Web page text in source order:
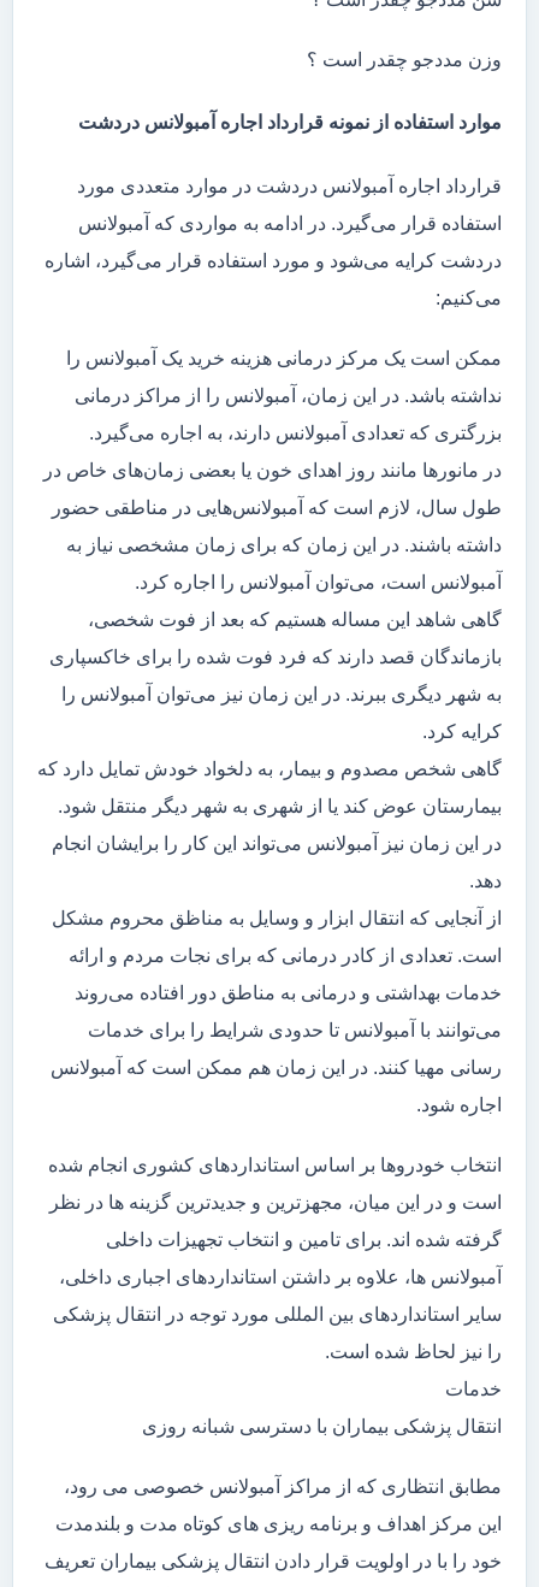
وزن مددجو چقدر است ؟
موارد استفاده از نمونه قرارداد اجاره آمبولانس دردشت
قرارداد اجاره آمبولانس دردشت در موارد متعددی مورد
استفاده قرار می‌گیرد. در ادامه به مواردی که آمبولانس
دردشت کرایه می‌شود و مورد استفاده قرار می‌گیرد، اشاره
می‌کنیم:
ممکن است یک مرکز درمانی هزینه خرید یک آمبولانس را
نداشته باشد. در این زمان، آمبولانس را از مراکز درمانی
بزرگتری که تعدادی آمبولانس دارند، به اجاره می‌گیرد.
در مانور‌ها مانند روز اهدای خون یا بعضی زمان‌های خاص در
طول سال، لازم است که آمبولانس‌هایی در مناطقی حضور
داشته باشند. در این زمان که برای زمان مشخصی نیاز به
آمبولانس است، می‌توان آمبولانس را اجاره کرد.
گاهی شاهد این مساله هستیم که بعد از فوت شخصی،
بازماندگان قصد دارند که فرد فوت شده را برای خاکسپاری
به شهر دیگری ببرند. در این زمان نیز می‌توان آمبولانس را
کرایه کرد.
گاهی شخص مصدوم و بیمار، به دلخواد خودش تمایل دارد که
بیمارستان عوض کند یا از شهری به شهر دیگر منتقل شود.
در این زمان نیز آمبولانس می‌تواند این کار را برایشان انجام
دهد.
از آنجایی که انتقال ابزار و وسایل به مناظق محروم مشکل
است. تعدادی از کادر درمانی که برای نجات مردم و ارائه
خدمات بهداشتی و درمانی به مناطق دور افتاده می‌روند
می‌توانند با آمبولانس تا حدودی شرایط را برای خدمات
رسانی مهیا کنند. در این زمان هم ممکن است که آمبولانس
اجاره شود.
انتخاب خودروها بر اساس استانداردهای کشوری انجام شده
است و در این میان، مجهزترین و جدیدترین گزینه ها در نظر
گرفته شده اند. برای تامین و انتخاب تجهیزات داخلی
آمبولانس ها، علاوه بر داشتن استانداردهای اجباری داخلی،
سایر استانداردهای بین المللی مورد توجه در انتقال پزشکی
را نیز لحاظ شده است.
خدمات
انتقال پزشکی بیماران با دسترسی شبانه روزی
مطابق انتظاری که از مراکز آمبولانس خصوصی می رود،
این مرکز اهداف و برنامه ریزی های کوتاه مدت و بلندمدت
خود را با در اولویت قرار دادن انتقال پزشکی بیماران تعریف